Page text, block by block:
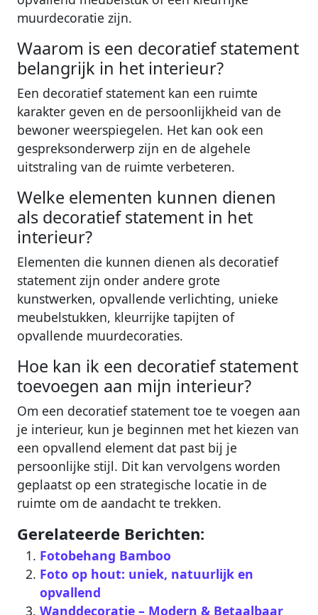
muurdecoratie zijn.
Waarom is een decoratief statement
belangrijk in het interieur?
Een decoratief statement kan een ruimte
karakter geven en de persoonlijkheid van de
bewoner weerspiegelen. Het kan ook een
gespreksonderwerp zijn en de algehele
uitstraling van de ruimte verbeteren.
Welke elementen kunnen dienen
als decoratief statement in het
interieur?
Elementen die kunnen dienen als decoratief
statement zijn onder andere grote
kunstwerken, opvallende verlichting, unieke
meubelstukken, kleurrijke tapijten of
opvallende muurdecoraties.
Hoe kan ik een decoratief statement
toevoegen aan mijn interieur?
Om een decoratief statement toe te voegen aan
je interieur, kun je beginnen met het kiezen van
een opvallend element dat past bij je
persoonlijke stijl. Dit kan vervolgens worden
geplaatst op een strategische locatie in de
ruimte om de aandacht te trekken.
Gerelateerde Berichten:
Fotobehang Bamboo
Foto op hout: uniek, natuurlijk en
opvallend
Wanddecoratie – Modern & Betaalbaar‎